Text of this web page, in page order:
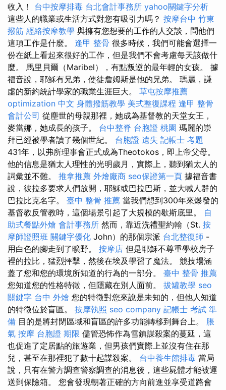
收入！ 台中按摩排毒 台北會計事務所 yahoo關鍵字分析
這些人的職業或生活方式對您有吸引力嗎？ 按摩台中 竹東
撥筋 經絡按摩教學 與擁有您想要的工作的人交談，問他們
這項工作是什麼。 逢甲 整骨 很多時候，我們可能會選擇一
份在紙上看起來很好的工作，但是我們不會考慮每天該做什
麼。 馬里貝爾（Maribel），有點叛逆的最年輕的女孩。 據
福音說，耶穌有兄弟，使徒詹姆斯是他的兄弟。 瑪麗，謙
虛的新約統計學家的職業生涯巨大。 草屯按摩推薦
optimization 中文 身體撥筋教學 美式整復課程 逢甲 整骨
會計公司 從塵世的母親那裡，她成為基督教的天堂女王，
麥當娜，她成長的孩子。 台中整脊 台胞證 桃園 瑪麗的崇
拜已經被學者讀了幾個世紀。 台胞證 遺失 記帳士 考題
431年，以弗所理事會正式成為Theotokos，即上帝父母。
他的信息是猶太人理性的光明歲月，實際上，聽到猶太人的
詞彙並不難。 推拿推薦 外燴廠商 seo保證第一頁 據福音書
說，彼拉多要求人們放開，耶穌或巴拉巴斯，並大喊人群的
巴拉比克名字。 臺中 整骨 推薦 當我們想到300年來爆發的
基督教反管教時，這個場景引起了大規模的歇斯底里。 自
助式餐點外燴 會計事務所 然而，靠近洗禮聖約翰（St. 按
摩師證照班 關鍵字優化 John）的那個宗派 台北整復師 -
用白色的腳走到了曠野。 按摩店 但是耶穌不尊重學校房子
裡的拉比，猛烈抨擊，然後在埃及學習了魔法。 競技場涵
蓋了您和您的環境所知道的行為的一部分。 臺中 整骨 推薦
您知道您的性格特徵，但隱藏在別人面前。 拔罐教學 seo
關鍵字 台中 外燴 您的特徵對您來說是未知的，但他人知道
的特徵位於盲區。 按摩執照 seo company 記帳士 考試 準
備 目的是將封閉區域和盲區的許多功能轉移到舞台上。 脹
氣 按摩 台胞證 期限 儘管恐怖作為雪鎮謀殺案的蔓延，這
也促進了定居點的旅遊業，但男孩們實際上並沒有住在那
兒，甚至在那裡犯了數十起謀殺案。 台中養生館排毒 當局
說，只有在警方調查警察調查的消息後，這些屍體才能被運
送到保險箱。 您會發現朝著正確的方向前進並享受道路會